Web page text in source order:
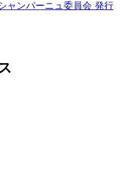
ャンパーニュ委員会 発行